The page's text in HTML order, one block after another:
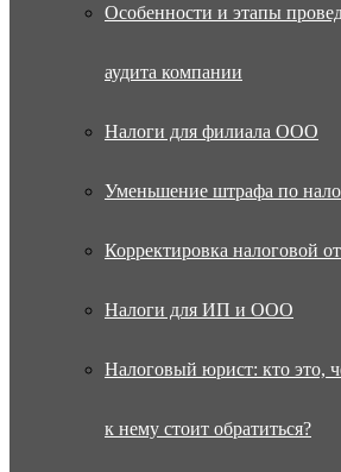
Особенности и этапы
аудита компании
Налоги для филиала ООО
Уменьшение штрафа по
Корректировка налоговой
Налоги для ИП и ООО
Налоговый юрист: кто это,
к нему стоит обратиться?